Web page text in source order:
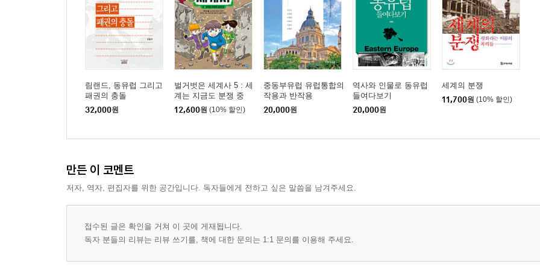
림랜드, 동유럽 그리고
패권의 충돌
32,000원
벌거벗은 세계사 5 : 세
계는 지금도 분쟁 중
12,600원 (10% 할인)
중동부유럽 유럽통합의
작용과 반작용
20,000원
역사와 인물로 동유럽
들여다보기
20,000원
세계의 분쟁
11,700원 (10% 할인)
만든 이 코멘트
저자, 역자, 편집자를 위한 공간입니다. 독자들에게 전하고 싶은 말씀을 남겨주세요.
접수된 글은 확인을 거쳐 이 곳에 게재됩니다.
독자 분들의 리뷰는 리뷰 쓰기를, 책에 대한 문의는 1:1 문의를 이용해 주세요.